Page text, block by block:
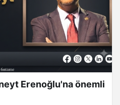
Erenoğlu'na önemli